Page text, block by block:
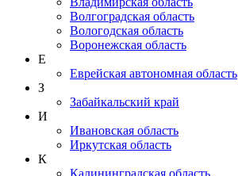
Волгоградская область
Вологодская область
Воронежская область
Е
Еврейская автономная область
З
Забайкальский край
И
Ивановская область
Иркутская область
К